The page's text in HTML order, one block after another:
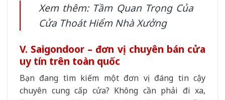
Xem thêm: Tầm Quan Trọng Của
Cửa Thoát Hiểm Nhà Xưởng
V. Saigondoor – đơn vị chuyên bán cửa
uy tín trên toàn quốc
Bạn đang tìm kiếm một đơn vị đáng tin cậy
chuyên cung cấp cửa? Không cần phải đi xa,